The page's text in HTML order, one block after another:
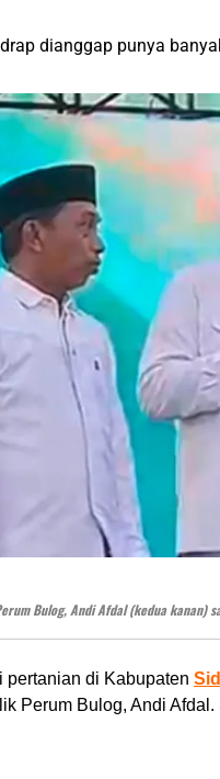
dianggap punya
Bulog, Andi Afdal (kedua kanan)
pertanian di Kabupaten
Perum Bulog, Andi